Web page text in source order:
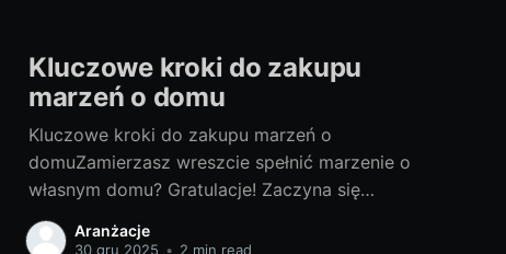
Kluczowe kroki do zakupu
marzeń o domu
Kluczowe kroki do zakupu marzeń o
domuZamierzasz wreszcie spełnić marzenie o
własnym domu? Gratulacje! Zaczyna się
prawdziwa przygoda. Przygotowaliśmy dla
Ciebie przewodnik, który pomoże Ci
Aranżacje
30 gru 2025 • 2 min read